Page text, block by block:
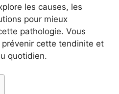
les causes, les
pour mieux
pathologie. Vous
cette tendinite et
quotidien.